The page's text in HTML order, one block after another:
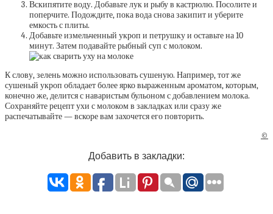
Вскипятите воду. Добавьте лук и рыбу в кастрюлю. Посолите и
поперчите. Подождите, пока вода снова закипит и уберите
емкость с плиты.
Добавьте измельченный укроп и петрушку и оставьте на 10
минут. Затем подавайте рыбный суп с молоком.
К слову, зелень можно использовать сушеную. Например, тот же
сушеный укроп обладает более ярко выраженным ароматом, которым,
конечно же, делится с наваристым бульоном с добавлением молока.
Сохраняйте рецепт ухи с молоком в закладках или сразу же
распечатывайте — вскоре вам захочется его повторить.
©
Добавить в закладки: